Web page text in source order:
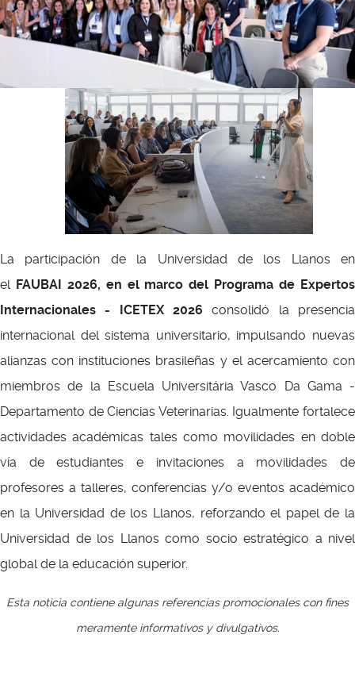
La participación de la Universidad de los Llanos en
el FAUBAI 2026, en el marco del Programa de Expertos
Internacionales - ICETEX 2026 consolidó la presencia
internacional del sistema universitario, impulsando nuevas
alianzas con instituciones brasileñas y el acercamiento con
miembros de la Escuela Universitária Vasco Da Gama -
Departamento de Ciencias Veterinarias. Igualmente fortalece
actividades académicas tales como movilidades en doble
vía de estudiantes e invitaciones a movilidades de
profesores a talleres, conferencias y/o eventos académico
en la Universidad de los Llanos, reforzando el papel de la
Universidad de los Llanos como socio estratégico a nivel
global de la educación superior.
Esta noticia contiene algunas referencias promocionales con fines
meramente informativos y divulgativos.